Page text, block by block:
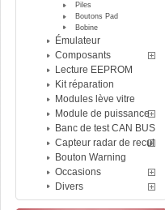
Piles
Boutons Pad
Bobine
Émulateur
Composants
Lecture EEPROM
Kit réparation
Modules lève vitre
Module de puissance
Banc de test CAN BUS
Capteur radar de recul
Bouton Warning
Occasions
Divers